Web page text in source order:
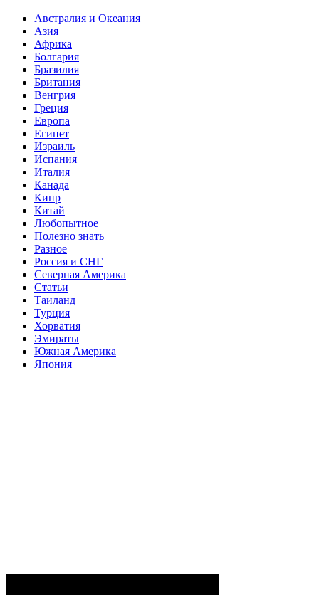
Австралия и Океания
Азия
Африка
Болгария
Бразилия
Британия
Венгрия
Греция
Европа
Египет
Израиль
Испания
Италия
Канада
Кипр
Китай
Любопытное
Полезно знать
Разное
Россия и СНГ
Северная Америка
Статьи
Таиланд
Турция
Хорватия
Эмираты
Южная Америка
Япония